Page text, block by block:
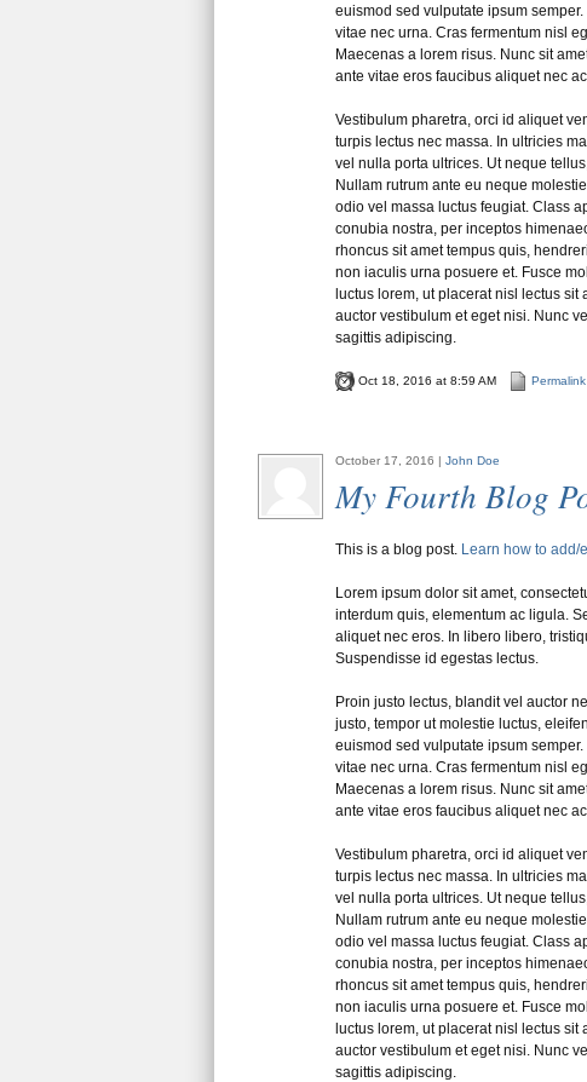
euismod sed vulputate ipsum
vitae nec urna. Cras fermentum nisl
Maecenas a lorem risus. Nunc sit
ante vitae eros faucibus aliquet nec
Vestibulum pharetra, orci id aliquet
turpis lectus nec massa. In ultricies
vel nulla porta ultrices. Ut neque
Nullam rutrum ante eu neque
odio vel massa luctus feugiat. Class
conubia nostra, per inceptos
rhoncus sit amet tempus quis,
non iaculis urna posuere et. Fusce
luctus lorem, ut placerat nisl lectus sit
auctor vestibulum et eget nisi. Nunc
sagittis adipiscing.
Oct 18, 2016 at 8:59 AM Permalink
October 17, 2016 | John Doe
My Fourth Blog
This is a blog post. Learn how to
Lorem ipsum dolor sit amet,
interdum quis, elementum ac ligula.
aliquet nec eros. In libero libero,
Suspendisse id egestas lectus.
Proin justo lectus, blandit vel auctor
justo, tempor ut molestie luctus,
euismod sed vulputate ipsum
vitae nec urna. Cras fermentum nisl
Maecenas a lorem risus. Nunc sit
ante vitae eros faucibus aliquet nec ac
Vestibulum pharetra, orci id aliquet
turpis lectus nec massa. In ultricies
vel nulla porta ultrices. Ut neque
Nullam rutrum ante eu neque
odio vel massa luctus feugiat. Class
conubia nostra, per inceptos
rhoncus sit amet tempus quis,
non iaculis urna posuere et. Fusce
luctus lorem, ut placerat nisl lectus sit
auctor vestibulum et eget nisi. Nunc
sagittis adipiscing.